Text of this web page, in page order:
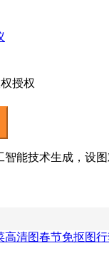
授权
能技术生成，设
高清图春节免抠图